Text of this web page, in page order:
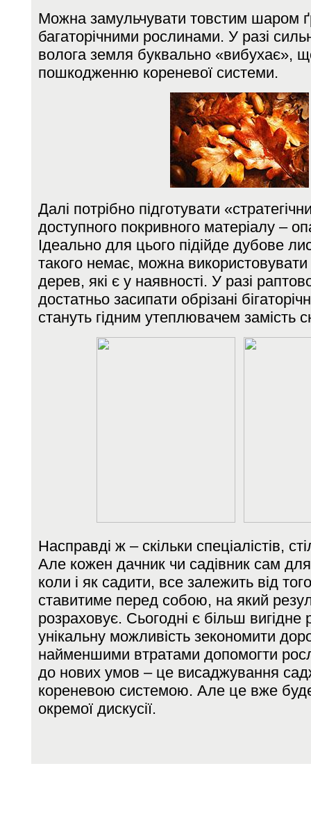
Можна замульчувати товстим шаром
багаторічними рослинами. У разі
волога земля буквально «вибухає»,
пошкодженню кореневої системи.
Далі потрібно підготувати
доступного покривного матеріалу –
Ідеально для цього підійде дубове
такого немає, можна
дерев, які є у наявності. У разі
достатньо засипати обрізані
стануть гідним утеплювачем замість
Насправді ж – скільки спеціалістів,
Але кожен дачник чи садівник сам
коли і як садити, все залежить від
ставитиме перед собою, на який
розраховує. Сьогодні є більш
унікальну можливість зекономити
найменшими втратами допомогти
до нових умов – це висаджування
кореневою системою. Але це вже
окремої дискусії.